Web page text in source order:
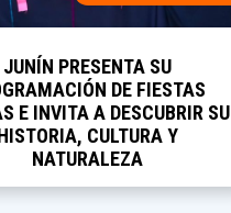
JUNÍN PRESENTA SU
DE FIESTAS
E INVITA A DESCUBRIR SU
CULTURA Y
NATURALEZA